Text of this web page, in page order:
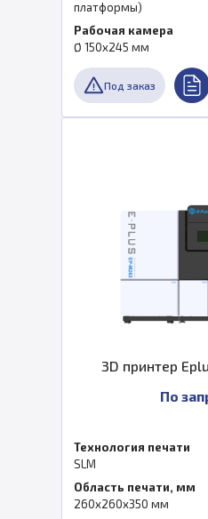
платформы)
Рабочая камера
Ø 150x245 мм
Под заказ
3D принтер
По
Технология печати
SLM
Область печати, мм
260x260x350 мм